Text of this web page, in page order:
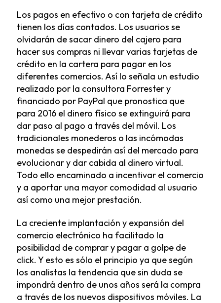
Los pagos en efectivo o con tarjeta de crédito
tienen los días contados. Los usuarios se
olvidarán de sacar dinero del cajero para
hacer sus compras ni llevar varias tarjetas de
crédito en la cartera para pagar en los
diferentes comercios. Así lo señala un estudio
realizado por la consultora Forrester y
financiado por PayPal que pronostica que
para 2016 el dinero físico se extinguirá para
dar paso al pago a través del móvil. Los
tradicionales monederos o las incómodas
monedas se despedirán así del mercado para
evolucionar y dar cabida al dinero virtual.
Todo ello encaminado a incentivar el comercio
y a aportar una mayor comodidad al usuario
así como una mejor prestación.
La creciente implantación y expansión del
comercio electrónico ha facilitado la
posibilidad de comprar y pagar a golpe de
click. Y esto es sólo el principio ya que según
los analistas la tendencia que sin duda se
impondrá dentro de unos años será la compra
a través de los nuevos dispositivos móviles. La